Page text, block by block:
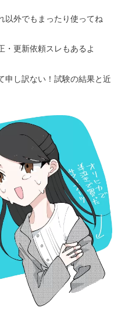
以外でもまったり使ってね
・更新依頼スレもあるよ
申し訳ない！試験の結果と近